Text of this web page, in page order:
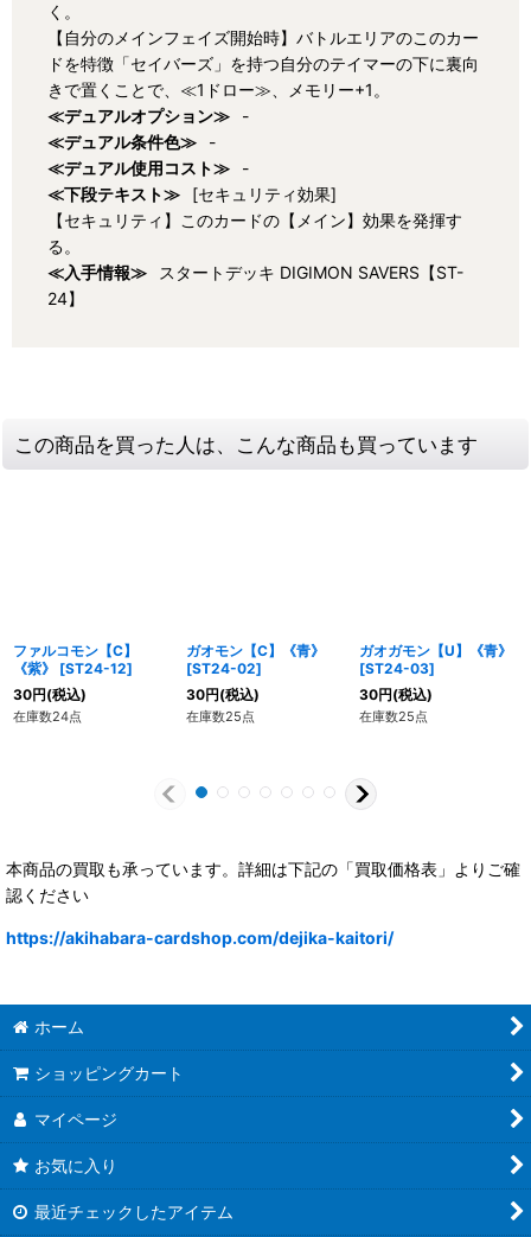
く。
【自分のメインフェイズ開始時】バトルエリアのこのカー
ドを特徴「セイバーズ」を持つ自分のテイマーの下に裏向
きで置くことで、≪1ドロー≫、メモリー+1。
≪デュアルオプション≫
-
≪デュアル条件色≫
-
≪デュアル使用コスト≫
-
≪下段テキスト≫
[セキュリティ効果]
【セキュリティ】このカードの【メイン】効果を発揮す
る。
≪入手情報≫
スタートデッキ DIGIMON SAVERS【ST-
24】
この商品を買った人は、こんな商品も買っています
ファルコモン【C】
《紫》
[ST24-12]
30円(税込)
在庫数24点
ガオモン【C】《青》
[ST24-02]
30円(税込)
在庫数25点
ガオガモン【U】《青》
[ST24-03]
30円(税込)
在庫数25点
本商品の買取も承っています。詳細は下記の「買取価格表」よりご確
認ください
https://akihabara-cardshop.com/dejika-kaitori/
ホーム
ショッピングカート
マイページ
お気に入り
最近チェックしたアイテム